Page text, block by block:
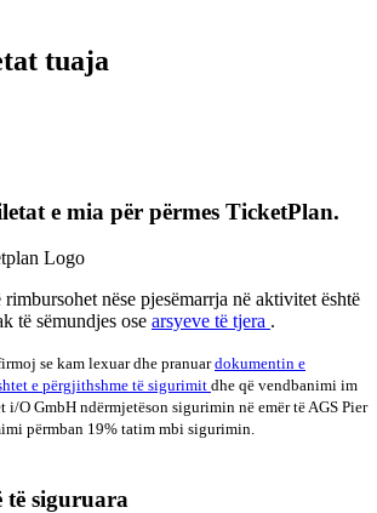
tuaja
e mia për përmes TicketPlan.
nëse pjesëmarrja në aktivitet është
të sëmundjes ose arsyeve të tjera .
se kam lexuar dhe pranuardokumentin e
e përgjithshme të sigurimit dhe që vendbanimi im
i/O GmbH ndërmjetëson sigurimin në emër të AGS Pier
përmban 19% tatim mbi sigurimin.
siguruara